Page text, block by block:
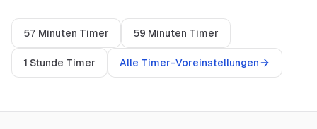
57 Minuten Timer 59 Minuten Timer
1 Stunde Timer Alle Timer-Voreinstellungen